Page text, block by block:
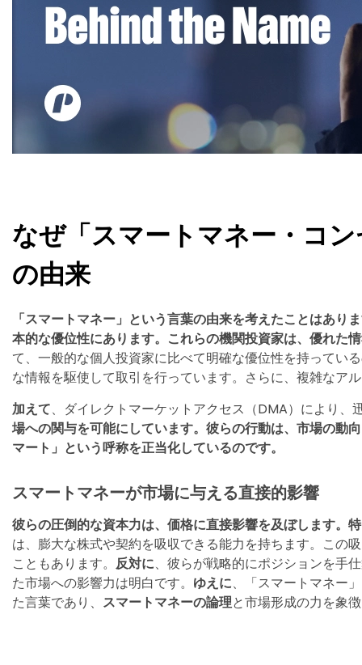
なぜ「スマートマネー・コ
の由来
「スマートマネー」という言葉の由来を考えたことはあ
本的な優位性にあります。これらの機関投資家は、優れた
て、一般的な個人投資家に比べて明確な優位性を持ってい
な情報を駆使して取引を行っています。さらに、複雑なア
加えて、ダイレクトマーケットアクセス（DMA）により、
場への関与を可能にしています。彼らの行動は、市場の動
マート」という呼称を正当化しているのです。
スマートマネーが市場に与える直接的影響
彼らの圧倒的な資本力は、価格に直接影響を及ぼします。
は、膨大な株式や契約を吸収できる能力を持ちます。この
こともあります。 反対に、彼らが戦略的にポジションを手
た市場への影響力は明白です。 ゆえに、「スマートマネー
た言葉であり、 スマートマネーの論理と市場形成の力を象